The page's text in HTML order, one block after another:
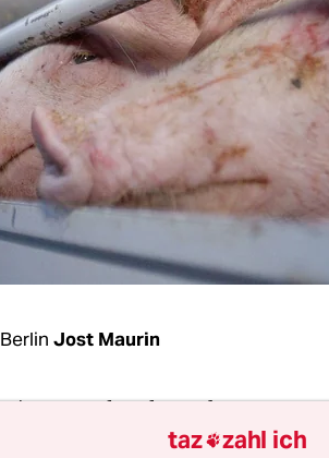
Jost Maurin
| Angesichts der Debatte um
in Nicht-EU-Staaten hat
taz zahl ich